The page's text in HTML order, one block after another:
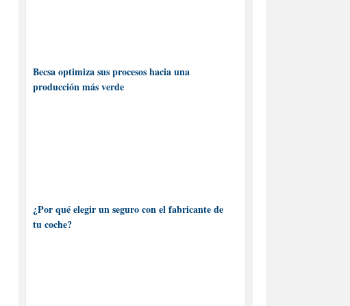
Becsa optimiza sus procesos hacia una
producción más verde
¿Por qué elegir un seguro con el fabricante de
tu coche?